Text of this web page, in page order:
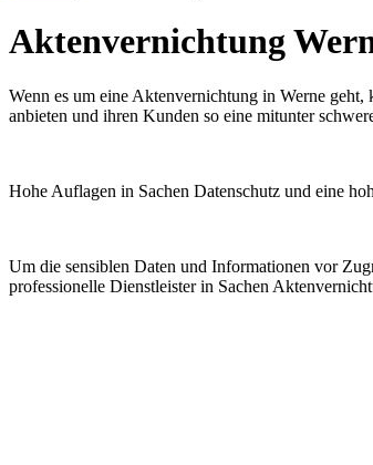
Aktenvernichtung
Wenn es um eine Aktenvernichtung in Werne
anbieten und ihren Kunden so eine mitunter
Hohe Auflagen in Sachen Datenschutz und eine
Um die sensiblen Daten und Informationen vor
professionelle Dienstleister in Sachen